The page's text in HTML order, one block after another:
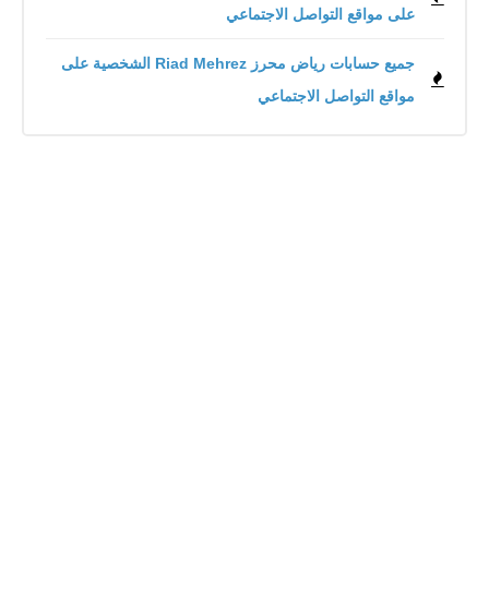
على مواقع التواصل الاجتماعي
جميع حسابات رياض محرز Riad Mehrez الشخصية على
مواقع التواصل الاجتماعي